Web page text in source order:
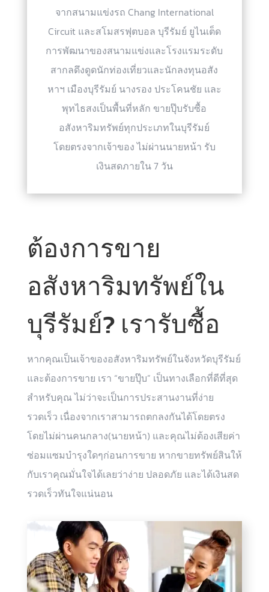
จากสนามแข่งรถ Chang International
Circuit และสโมสรฟุตบอล บุรีรัมย์ ยูไนเต็ด
การพัฒนาของสนามแข่งและโรงแรมระดับ
สากลดึงดูดนักท่องเที่ยวและนักลงทุนอสัง
หาฯ เมืองบุรีรัมย์ นางรอง ประโคนชัย และ
พุทไธสงเป็นพื้นที่หลัก ขายปุ๊บรับซื้อ
อสังหาริมทรัพย์ทุกประเภทในบุรีรัมย์
โดยตรงจากเจ้าของ ไม่ผ่านนายหน้า รับ
เงินสดภายใน 7 วัน
ต้องการขาย
อสังหาริมทรัพย์ใน
บุรีรัมย์? เรารับซื้อ
หากคุณเป็นเจ้าของอสังหาริมทรัพย์ในจังหวัดบุรีรัมย์
และต้องการขาย เรา “ขายปุ๊บ” เป็นทางเลือกที่ดีที่สุด
สำหรับคุณ ไม่ว่าจะเป็นการประสานงานที่ง่าย
รวดเร็ว เนื่องจากเราสามารถตกลงกันได้โดยตรง
โดยไม่ผ่านคนกลาง(นายหน้า) และคุณไม่ต้องเสียค่า
ซ่อมแซมบำรุงใดๆก่อนการขาย หากขายทรัพย์สินให้
กับเราคุณมั่นใจได้เลยว่าง่าย ปลอดภัย และได้เงินสด
รวดเร็วทันใจแน่นอน